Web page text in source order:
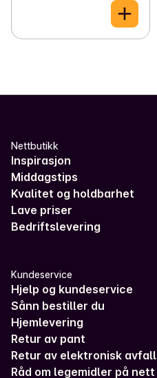
Nettbutikk
Inspirasjon
Middagstips
Kvalitet og holdbarhet
Lave priser
Bedriftslevering
Kundeservice
Hjelp og kundeservice
Sånn bestiller du
Hjemlevering
Retur av pant
Retur av elektronisk avfall
Råd om legemidler på nett